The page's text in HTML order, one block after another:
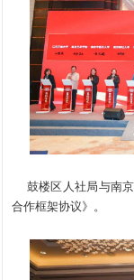
鼓楼区人社局与南京
合作框架协议》。